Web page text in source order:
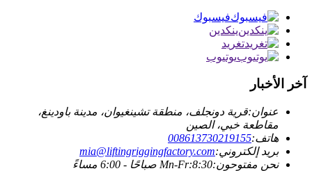
فيسبوك
ينكدين
تغريد
يوتيوب
آخر الأخبار
عنوان:قرية دونجلف، منطقة تشينغيوان، مدينة باودينغ،
مقاطعة خبي، الصين
هاتف:008613730219155
بريد إلكتروني:mia@liftingriggingfactory.com
نحن مفتوحون:Mn-Fr:8:30 صباحًا - 6:00 مساءً